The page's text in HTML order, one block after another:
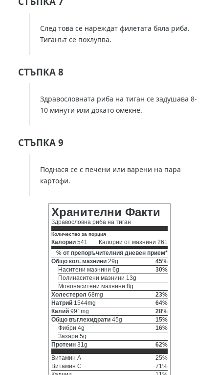
След това се нареждат филетата бяла риба.
Тиганът се похлупва.
СТЪПКА 8
Здравословната риба на тиган се задушава 8-
10 минути или докато омекне.
СТЪПКА 9
Поднася се с печени или варени на пара
картофи.
Хранителни Факти
Здравословна риба на тиган
Количество за порция
Калории 541
Калории от мазнини 261
% от препоръчителния дневен прием*
Общо кол. мазнини 29g
45%
Наситени мазнини 6g
30%
Полинаситени мазнини 13g
Мононаситени мазнини 8g
Холестерол 68mg
23%
Натрий 1544mg
64%
Калий 991mg
28%
Общо въглехидрати 45g
15%
Фибри 4g
16%
Захари 5g
Протеин 31g
62%
Витамин A
25%
Витамин C
71%